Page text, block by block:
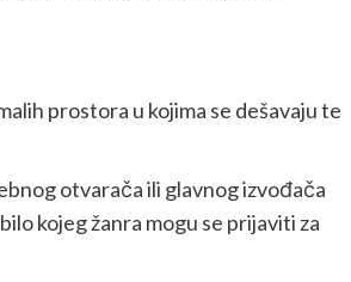
prostora u kojima se dešavaju te
otvarača ili glavnog izvođača
kojeg žanra mogu se prijaviti za